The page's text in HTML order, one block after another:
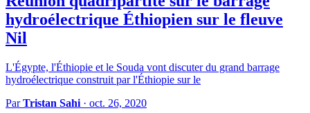
hydroélectrique Éthiopien sur le fleuve
Nil
L'Égypte, l'Éthiopie et le Souda vont discuter du grand barrage
hydroélectrique construit par l'Éthiopie sur le
ParTristan Sahi · oct. 26, 2020